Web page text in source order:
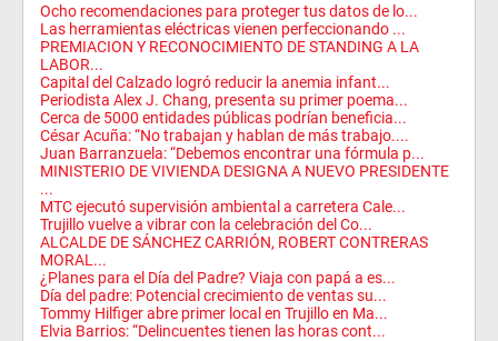
Ocho recomendaciones para proteger tus datos de lo...
Las herramientas eléctricas vienen perfeccionando ...
PREMIACION Y RECONOCIMIENTO DE STANDING A LA
LABOR...
Capital del Calzado logró reducir la anemia infant...
Periodista Alex J. Chang, presenta su primer poema...
Cerca de 5000 entidades públicas podrían beneficia...
César Acuña: “No trabajan y hablan de más trabajo....
Juan Barranzuela: “Debemos encontrar una fórmula p...
MINISTERIO DE VIVIENDA DESIGNA A NUEVO PRESIDENTE
...
MTC ejecutó supervisión ambiental a carretera Cale...
Trujillo vuelve a vibrar con la celebración del Co...
ALCALDE DE SÁNCHEZ CARRIÓN, ROBERT CONTRERAS
MORAL...
¿Planes para el Día del Padre? Viaja con papá a es...
Día del padre: Potencial crecimiento de ventas su...
Tommy Hilfiger abre primer local en Trujillo en Ma...
Elvia Barrios: “Delincuentes tienen las horas cont...